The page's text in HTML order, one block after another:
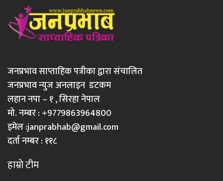
जनप्रभाव साप्ताहिक पत्रीका द्वारा संचालित
जनप्रभाव न्युज अनलाइन डटकम
लहान नपा – १ , सिरहा नेपाल
मो. नम्बर : +9779863964800
इमेल :janprabhab@gmail.com
दर्ता नम्बर : ११८
हाम्रो टीम